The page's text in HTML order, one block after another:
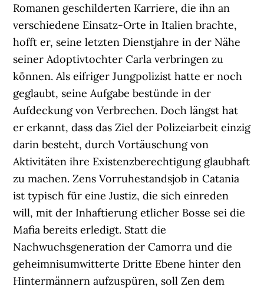
Romanen geschilderten Karriere, die ihn an
verschiedene Einsatz-Orte in Italien brachte,
hofft er, seine letzten Dienstjahre in der Nähe
seiner Adoptivtochter Carla verbringen zu
können. Als eifriger Jungpolizist hatte er noch
geglaubt, seine Aufgabe bestünde in der
Aufdeckung von Verbrechen. Doch längst hat
er erkannt, dass das Ziel der Polizeiarbeit einzig
darin besteht, durch Vortäuschung von
Aktivitäten ihre Existenzberechtigung glaubhaft
zu machen. Zens Vorruhestandsjob in Catania
ist typisch für eine Justiz, die sich einreden
will, mit der Inhaftierung etlicher Bosse sei die
Mafia bereits erledigt. Statt die
Nachwuchsgeneration der Camorra und die
geheimnisumwitterte Dritte Ebene hinter den
Hintermännern aufzuspüren, soll Zen dem